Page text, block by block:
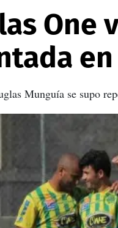
One
en
Munguía se supo